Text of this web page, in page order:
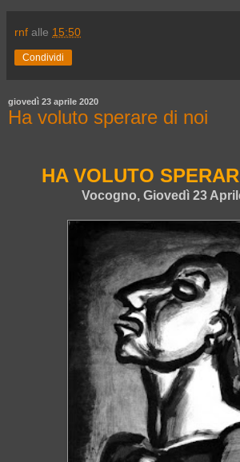
rnf alle 15:50
Condividi
giovedì 23 aprile 2020
Ha voluto sperare di noi
HA VOLUTO
Vocogno, Giovedì 23